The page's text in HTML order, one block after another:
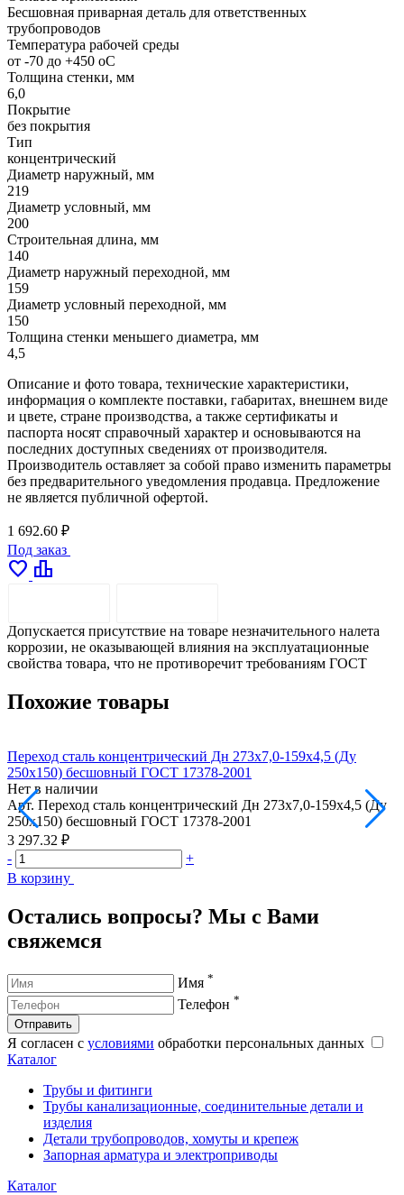
Бесшовная приварная деталь для ответственных
трубопроводов
Температура рабочей среды
от -70 до +450 oC
Толщина стенки, мм
6,0
Покрытие
без покрытия
Тип
концентрический
Диаметр наружный, мм
219
Диаметр условный, мм
200
Строительная длина, мм
140
Диаметр наружный переходной, мм
159
Диаметр условный переходной, мм
150
Толщина стенки меньшего диаметра, мм
4,5
Описание и фото товара, технические характеристики,
информация о комплекте поставки, габаритах, внешнем виде
и цвете, стране производства, а также сертификаты и
паспорта носят справочный характер и основываются на
последних доступных сведениях от производителя.
Производитель оставляет за собой право изменить параметры
без предварительного уведомления продавца. Предложение
не является публичной офертой.
1 692.60 ₽
Под заказ
favorite leaderboard
Допускается присутствие на товаре незначительного налета
коррозии, не оказывающей влияния на эксплуатационные
свойства товара, что не противоречит требованиям ГОСТ
Похожие товары
Переход сталь концентрический Дн 273х7,0-159х4,5 (Ду
250х150) бесшовный ГОСТ 17378-2001
Нет в наличии
Арт. Переход сталь концентрический Дн 273х7,0-159х4,5 (Ду
250х150) бесшовный ГОСТ 17378-2001
3 297.32 ₽
-
+
В корзину
Остались вопросы? Мы с Вами
свяжемся
Имя *
Телефон *
Отправить
Я согласен с условиями обработки персональных данных
Каталог
Трубы и фитинги
Трубы канализационные, соединительные детали и
изделия
Детали трубопроводов, хомуты и крепеж
Запорная арматура и электроприводы
Каталог